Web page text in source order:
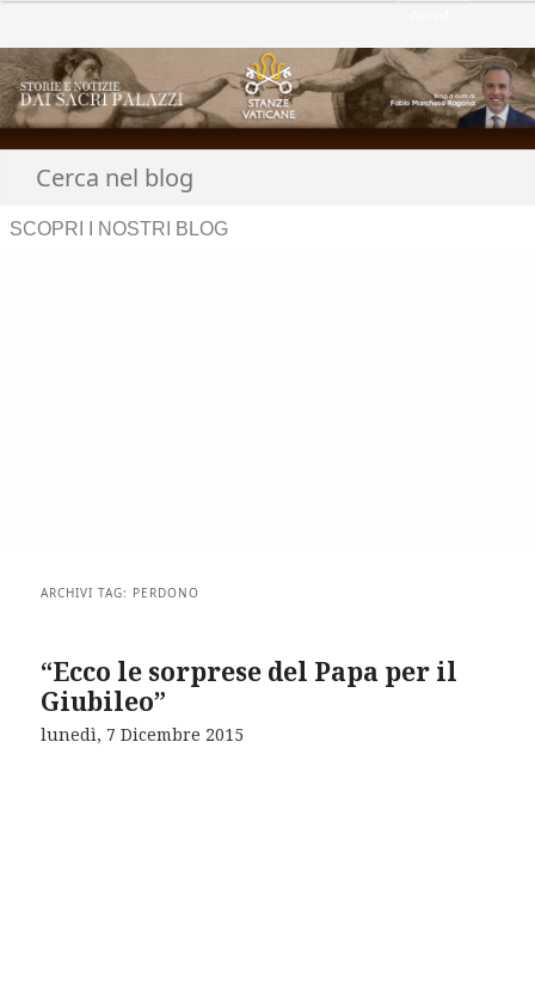
ARCHIVI TAG: PERDONO
“Ecco le sorprese del Papa per il
Giubileo”
lunedì, 7 Dicembre 2015